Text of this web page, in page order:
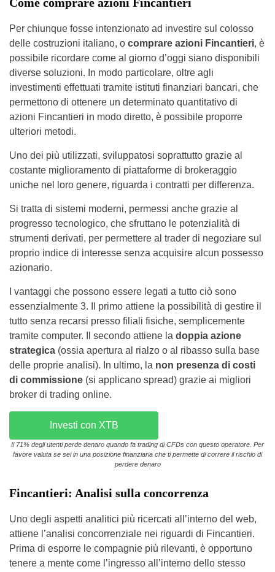
Per chiunque fosse intenzionato ad investire sul colosso
delle costruzioni italiano, o comprare azioni Fincantieri, è
possibile ricordare come al giorno d’oggi siano disponibili
diverse soluzioni. In modo particolare, oltre agli
investimenti effettuati tramite istituti finanziari bancari, che
permettono di ottenere un determinato quantitativo di
azioni Fincantieri in modo diretto, è possibile proporre
ulteriori metodi.
Uno dei più utilizzati, sviluppatosi soprattutto grazie al
costante miglioramento di piattaforme di brokeraggio
uniche nel loro genere, riguarda i contratti per differenza.
Si tratta di sistemi moderni, permessi anche grazie al
progresso tecnologico, che sfruttano le potenzialità di
strumenti derivati, per permettere al trader di negoziare sul
proprio indice di interesse senza acquisire alcun possesso
azionario.
I vantaggi che possono essere legati a tutto ciò sono
essenzialmente 3. Il primo attiene la possibilità di gestire il
tutto senza recarsi presso filiali fisiche, semplicemente
tramite computer. Il secondo attiene la doppia azione
strategica (ossia apertura al rialzo o al ribasso sulla base
delle proprie analisi). In ultimo, la non presenza di costi
di commissione (si applicano spread) grazie ai migliori
broker di trading online.
Investi con XTB
Il 71% degli utenti perde denaro quando fa trading di CFDs con questo operatore. Per
favore valuta se sei in una posizione finanziaria che ti permette di correre il rischio di
perdere denaro
Fincantieri: Analisi sulla concorrenza
Uno degli aspetti analitici più ricercati all’interno del web,
attiene l’analisi concorrenziale nei riguardi di Fincantieri.
Prima di esporre le compagnie più rilevanti, è opportuno
tenere a mente come l’ingresso all’interno dello stesso